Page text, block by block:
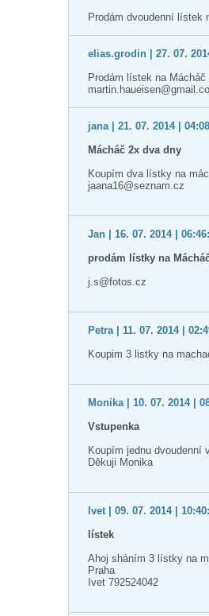
Prodám dvoudenní lístek
elias.grodin | 27. 07.
Prodám lístek na
jana | 21. 07. 2014 |
Mácháč 2x dva dny
Koupím dva lístky na
jaana16@seznam.cz
Jan | 16. 07. 2014 |
prodám lístky na
j.s@fotos.cz
Petra | 11. 07. 2014 |
Koupim 3 listky na
Monika | 10. 07. 2014 |
Vstupenka
Koupím jednu dvoudenní
Děkuji Monika
Ivet | 09. 07. 2014 |
lístek
Ahoj sháním 3 lístky na
Praha
Ivet 792524042